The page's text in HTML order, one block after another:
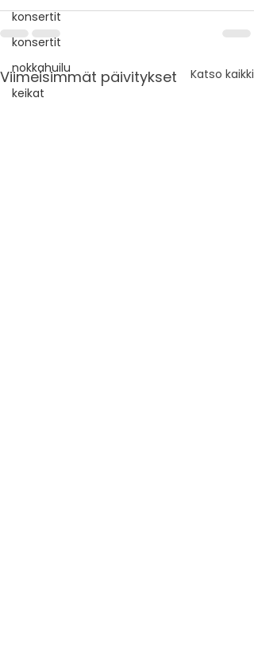
konsertit
konsertit
nokkahuilu
keikat
Viimeisimmät päivitykset Katso kaikki